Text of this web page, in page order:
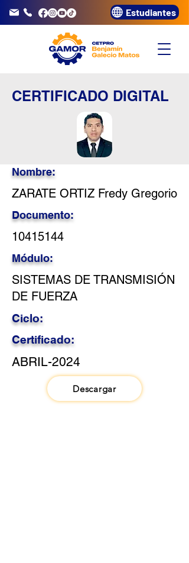
3320072 Estudiantes
CERTIFICADO DIGITAL
Nombre:
ZARATE ORTIZ Fredy Gregorio
Documento:
10415144
Módulo:
SISTEMAS DE TRANSMISIÓN
DE FUERZA
Ciclo:
Certificado:
ABRIL-2024
Descargar